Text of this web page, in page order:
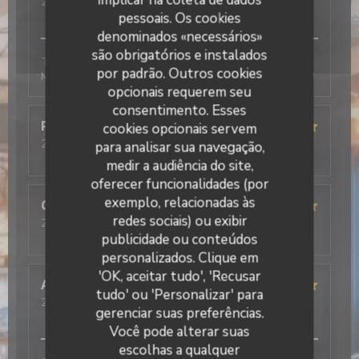
pessoais. Os cookies
denominados «necessários»
são obrigatórios e instalados
por padrão. Outros cookies
opcionais requerem seu
consentimento. Esses
cookies opcionais servem
para analisar sua navegação,
medir a audiência do site,
oferecer funcionalidades (por
exemplo, relacionadas às
redes sociais) ou exibir
publicidade ou conteúdos
personalizados. Clique em
'OK, aceitar tudo', 'Recusar
tudo' ou 'Personalizar' para
gerenciar suas preferências.
Você pode alterar suas
escolhas a qualquer
ambience:5/5 menu:5/5 quality_price
Tout est très bon, l’accueil, les plats et le service.
Mention excellent pour le tiramisu pistache, un régal !
Pascal
2026-01-10- 19:00 - guests 2
/5 ambience: 4/5 menu :5 /5 quality_price
Cécilia
2026-01-10
- 12:30 - guests 3
ambience:5/5 menu:5/5 quality_price
Alan
2026-01-09- 20:00 - guests 2
/5 ambience: 5/5 menu:5/5 quality_price
Il Caravaggio